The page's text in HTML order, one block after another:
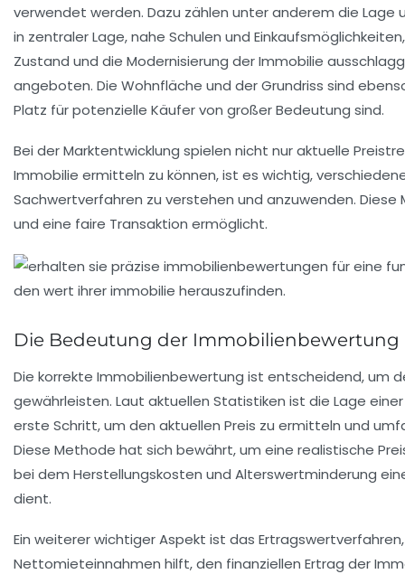
verwendet werden. Dazu zählen unter anderem die Lage
in zentraler Lage, nahe Schulen und
Zustand und die Modernisierung der Immobilie
angeboten. Die Wohnfläche und derGrundriss sind
Platz für potenzielle Käufer von großer Bedeutung sind.
Bei derMarktentwicklung spielen nicht nur aktuelle
Immobilie ermitteln zu können, ist es wichtig,
Sachwertverfahren zu verstehen und anzuwenden.
und eine faire Transaktion ermöglicht.
Die Bedeutung der Immobilienbewertung
Die korrekte Immobilienbewertung ist entscheidend, um
gewährleisten. Laut aktuellen Statistiken ist die Lage
erste Schritt, um den aktuellen Preis zu ermitteln und
Diese Methode hat sich bewährt, um eine realistische
bei dem Herstellungskosten und Alterswertminderung
dient.
Ein weiterer wichtiger Aspekt ist das Ertragswertverfahren
Nettomieteinnahmen hilft, den finanziellen Ertrag der